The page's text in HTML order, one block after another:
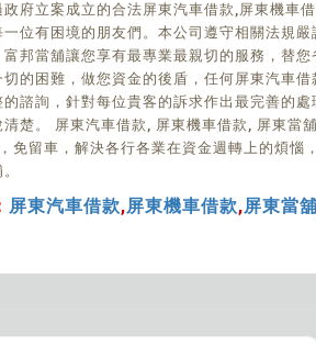
府立案成立的合法屏東汽車借款,屏東機車
一位有困境的朋友們。本公司遵守相關法規
邦當舖讓您享有最專業最親切的服務，替
的困難，做您資金的後盾，任何屏東汽車
的諮詢，針對每位貴客的訴求作出最完善的
楚。 屏東汽車借款, 屏東機車借款, 屏東當
免留車，解決各行各業在資金週轉上的煩
屏東汽車借款,屏東機車借款,屏東當舖